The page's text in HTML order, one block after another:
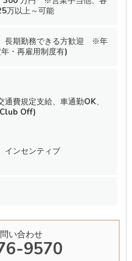
万以上～可能
長期勤務できる方歓迎 ※年
・再雇用制度有)
費規定支給、車通勤OK、
Off)
インセンティブ
い合わせ
9570